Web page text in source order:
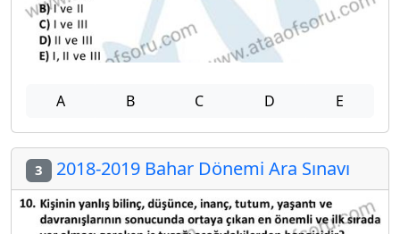
A B C D E
3 2018-2019 Bahar Dönemi Ara Sınavı